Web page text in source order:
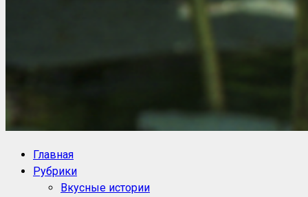
Блог историй NoorySan
Главная
Рубрики
Вкусные истории